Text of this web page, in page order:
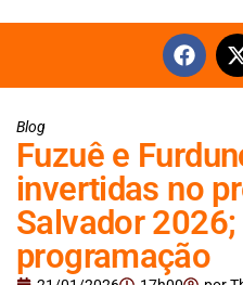
Blog
Fuzuê e
invertidas no
Salvador
programação